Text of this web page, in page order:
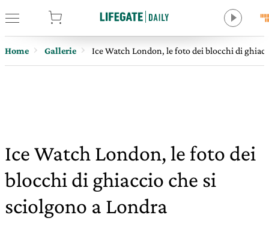
Home Gallerie Ice Watch London, le foto dei blocchi di
Ice Watch London, le foto dei
blocchi di ghiaccio che si
sciolgono a Londra